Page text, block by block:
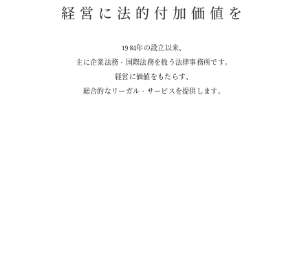
経 営 に 法 的 付 加 価 値 を
19 84年の設立以来、
主 に企業法務 ・ 国 際法務を扱 う法律事務所です。
経営に価値を も た らす、
総合的な リ ー ガル ・ サー ビ スを提供 します。